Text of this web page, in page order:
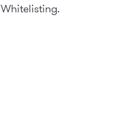
Whitelisting.